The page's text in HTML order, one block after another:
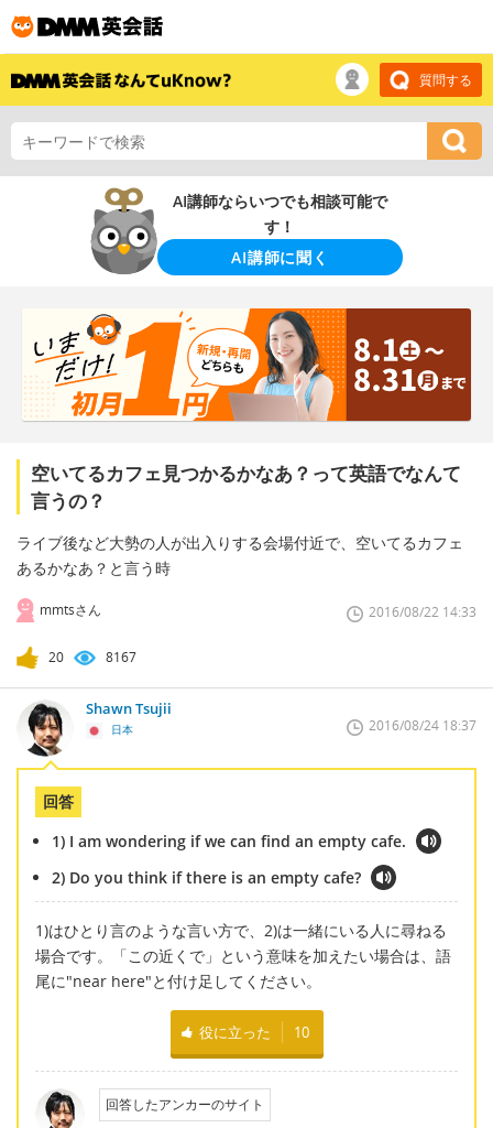
質問する
AI講師ならいつでも相談可能で
す！
AI講師に聞く
空いてるカフェ見つかるかなあ？って英語でなんて
言うの？
ライブ後など大勢の人が出入りする会場付近で、空いてるカフェ
あるかなあ？と言う時
mmtsさん 2016/08/22 14:33
20 8167
Shawn Tsujii
日本 2016/08/24 18:37
回答
1) I am wondering if we can find an empty cafe.
2) Do you think if there is an empty cafe?
1)はひとり言のような言い方で、2)は一緒にいる人に尋ねる
場合です。「この近くで」という意味を加えたい場合は、語
尾に"near here"と付け足してください。
役に立った 10
回答したアンカーのサイト